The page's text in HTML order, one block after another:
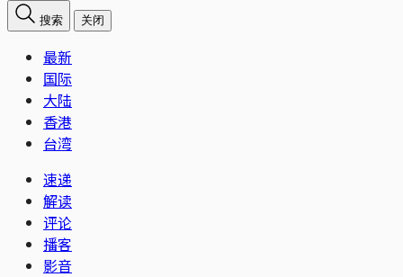
搜索 关闭
最新
国际
大陆
香港
台湾
速递
解读
评论
播客
影音